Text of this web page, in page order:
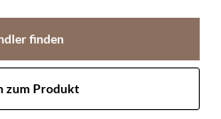
finden
zum Produkt